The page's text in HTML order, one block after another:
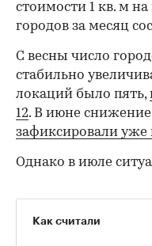
стоимости 1 кв. м
городов за месяц
С весны число
стабильно
локаций было пять,
12. В июне
зафиксировали уже
Однако в июле
Как считали